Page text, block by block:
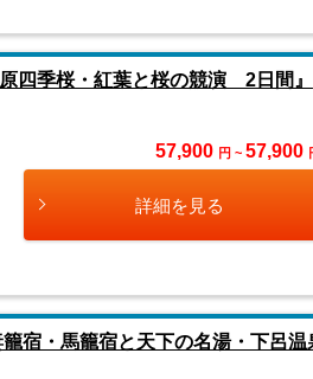
四季桜・紅葉と桜の競演 2日間』
57,900 円 ~ 57,900
詳細を見る
宿・馬籠宿と天下の名湯・下呂温